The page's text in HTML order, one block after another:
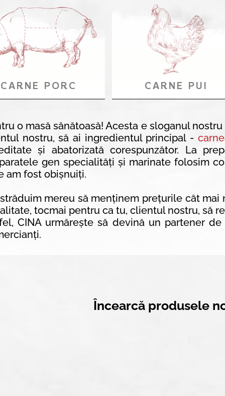
CARNE PORC CARNE PUI
o masă sănătoasă! Acesta e sloganul
nostru, să ai ingredientul principal -
și abatorizată corespunzător. La
gen specialități și marinate folosim
am fost obișnuiți.
mereu să menținem prețurile cât
tocmai pentru ca tu, clientul nostru, să
CINA urmărește să devină un partener
Încearcă produsele